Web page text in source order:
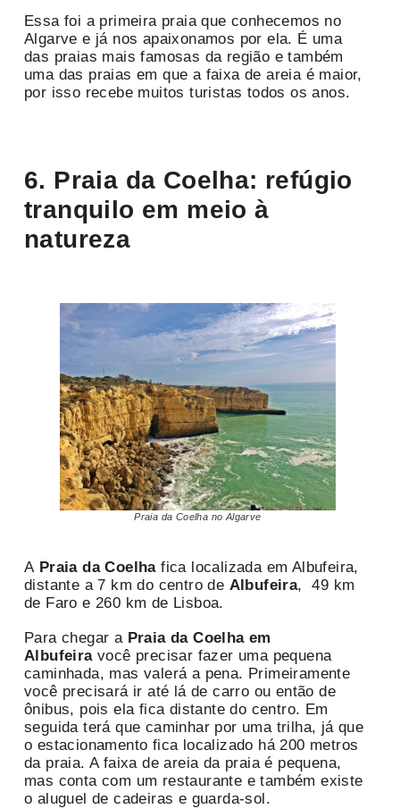
Essa foi a primeira praia que conhecemos no
Algarve e já nos apaixonamos por ela. É uma
das praias mais famosas da região e também
uma das praias em que a faixa de areia é maior,
por isso recebe muitos turistas todos os anos.
6. Praia da Coelha: refúgio
tranquilo em meio à
natureza
Praia da Coelha no Algarve
A Praia da Coelhafica localizada em Albufeira,
distante a 7 km do centro de Albufeira, 49 km
de Faro e 260 km de Lisboa.
Para chegar a Praia da Coelha em
Albufeiravocê precisar fazer uma pequena
caminhada, mas valerá a pena. Primeiramente
você precisará ir até lá de carro ou então de
ônibus, pois ela fica distante do centro. Em
seguida terá que caminhar por uma trilha, já que
o estacionamento fica localizado há 200 metros
da praia. A faixa de areia da praia é pequena,
mas conta com um restaurante e também existe
o aluguel de cadeiras e guarda-sol.